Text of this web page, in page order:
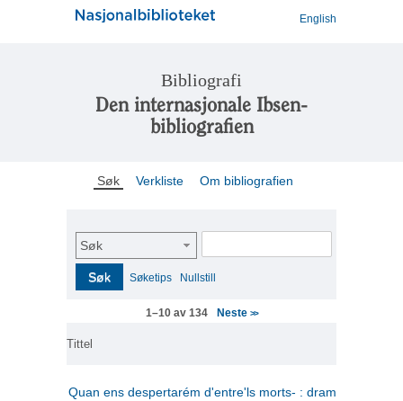
English
Bibliografi
Den internasjonale Ibsen-
bibliografien
Søk Verkliste Om bibliografien
Søk
Søk Søketips Nullstill
1–10 av 134 Neste >>
Tittel
Quan ens despertarém d'entre'ls morts- : drama en tres